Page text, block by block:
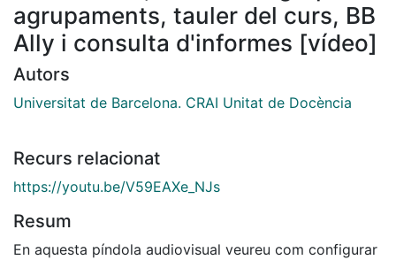
agrupaments, tauler del curs, BB
Ally i consulta d'informes [vídeo]
Autors
Universitat de Barcelona. CRAI Unitat de Docència
Recurs relacionat
https://youtu.be/V59EAXe_NJs
Resum
En aquesta píndola audiovisual veureu com configurar